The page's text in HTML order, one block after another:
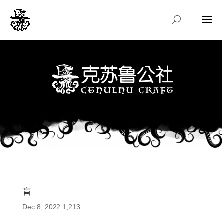
盲
Dec 8, 2022 1,213